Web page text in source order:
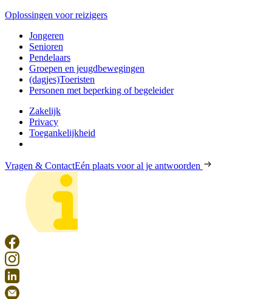
Oplossingen voor reizigers
Jongeren
Senioren
Pendelaars
Groepen en jeugdbewegingen
(dagjes)Toeristen
Personen met beperking of begeleider
Zakelijk
Privacy
Toegankelijkheid
Vragen & ContactEén plaats voor al je antwoorden